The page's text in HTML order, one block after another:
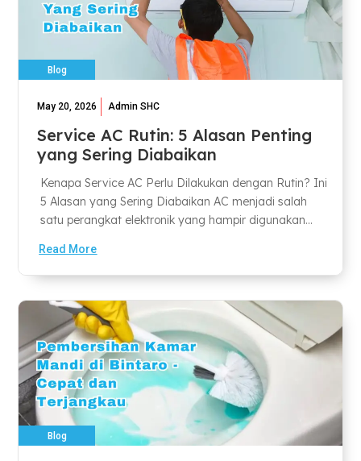
Blog
May 20, 2026 Admin SHC
Service AC Rutin: 5 Alasan Penting
yang Sering Diabaikan
Kenapa Service AC Perlu Dilakukan dengan Rutin? Ini
5 Alasan yang Sering Diabaikan AC menjadi salah
satu perangkat elektronik yang hampir digunakan...
Read More
Blog